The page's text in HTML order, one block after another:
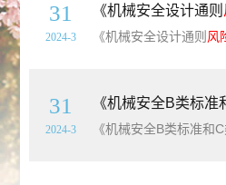
31
2024-3
《机械安全设计通则
《机械安全设计通则 风
31
2024-3
《机械安全B类标准和C类标准与GB/T15706的关系》（